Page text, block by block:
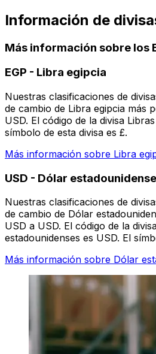
Información de
Más información sobre los
EGP - Libra egipcia
Nuestras clasificaciones de
de cambio de Libra egipcia más
USD. El código de la divisa
símbolo de esta divisa es £.
Más información sobre Libra
USD - Dólar estadounidense
Nuestras clasificaciones de
de cambio de Dólar
USD a USD. El código de la
estadounidenses es USD. El
Más información sobre Dólar